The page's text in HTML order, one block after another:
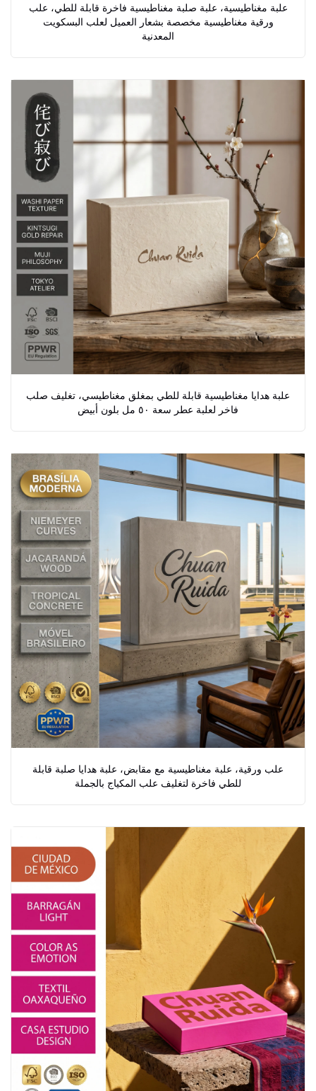
علبة مغناطيسية، علبة صلبة مغناطيسية فاخرة قابلة للطي، علب
ورقية مغناطيسية مخصصة بشعار العميل لعلب البسكويت
المعدنية
علبة هدايا مغناطيسية قابلة للطي بمغلق مغناطيسي، تغليف صلب
فاخر لعلبة عطر سعة ٥٠ مل بلون أبيض
علب ورقية، علبة مغناطيسية مع مقابض، علبة هدايا صلبة قابلة
للطي فاخرة لتغليف علب المكياج بالجملة